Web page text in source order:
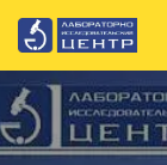
Главная
О компании
Услуги